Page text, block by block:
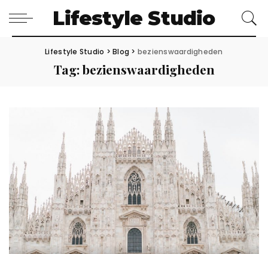
Lifestyle Studio
Lifestyle Studio >Blog > bezienswaardigheden
Tag:bezienswaardigheden